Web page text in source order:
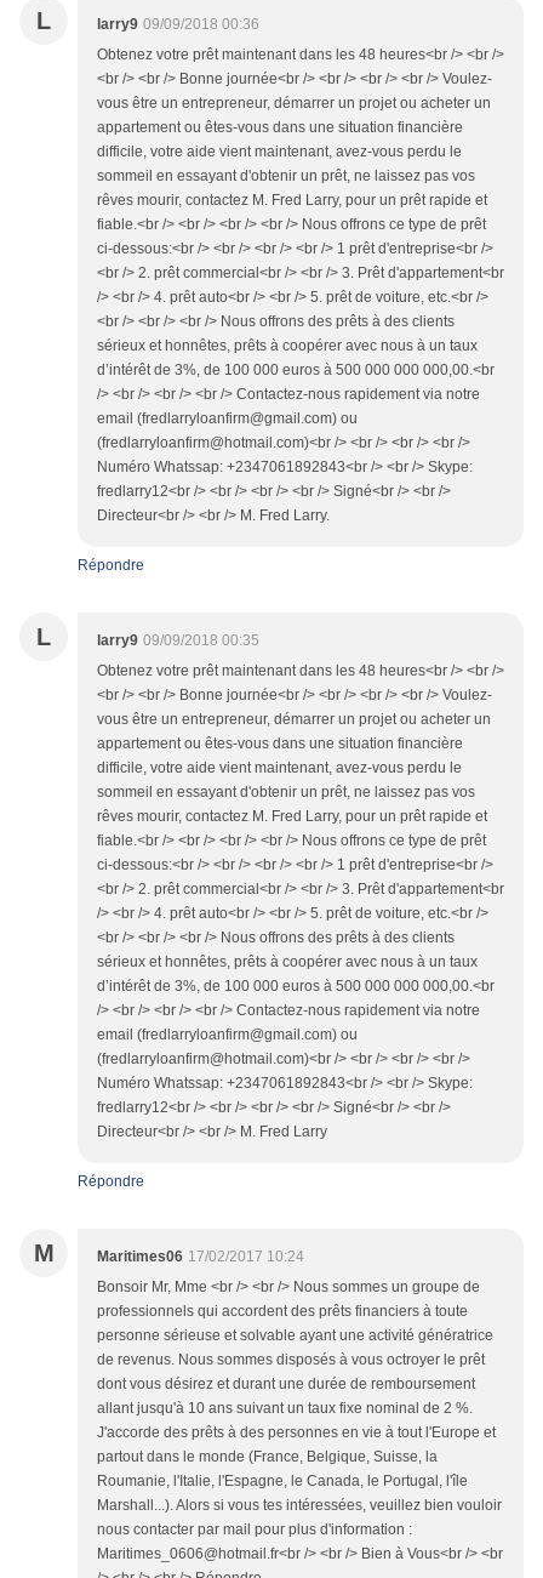
L larry9 09/09/2018 00:36
Obtenez votre prêt maintenant dans les 48 heures<br /> <br />
<br /> <br /> Bonne journée<br /> <br /> <br /> <br /> Voulez-
vous être un entrepreneur, démarrer un projet ou acheter un
appartement ou êtes-vous dans une situation financière
difficile, votre aide vient maintenant, avez-vous perdu le
sommeil en essayant d'obtenir un prêt, ne laissez pas vos
rêves mourir, contactez M. Fred Larry, pour un prêt rapide et
fiable.<br /> <br /> <br /> <br /> Nous offrons ce type de prêt
ci-dessous:<br /> <br /> <br /> <br /> 1 prêt d'entreprise<br />
<br /> 2. prêt commercial<br /> <br /> 3. Prêt d'appartement<br
/> <br /> 4. prêt auto<br /> <br /> 5. prêt de voiture, etc.<br />
<br /> <br /> <br /> Nous offrons des prêts à des clients
sérieux et honnêtes, prêts à coopérer avec nous à un taux
d’intérêt de 3%, de 100 000 euros à 500 000 000 000,00.<br
/> <br /> <br /> <br /> Contactez-nous rapidement via notre
email (fredlarryloanfirm@gmail.com) ou
(fredlarryloanfirm@hotmail.com)<br /> <br /> <br /> <br />
Numéro Whatssap: +2347061892843<br /> <br /> Skype:
fredlarry12<br /> <br /> <br /> <br /> Signé<br /> <br />
Directeur<br /> <br /> M. Fred Larry.
Répondre
L larry9 09/09/2018 00:35
Obtenez votre prêt maintenant dans les 48 heures<br /> <br />
<br /> <br /> Bonne journée<br /> <br /> <br /> <br /> Voulez-
vous être un entrepreneur, démarrer un projet ou acheter un
appartement ou êtes-vous dans une situation financière
difficile, votre aide vient maintenant, avez-vous perdu le
sommeil en essayant d'obtenir un prêt, ne laissez pas vos
rêves mourir, contactez M. Fred Larry, pour un prêt rapide et
fiable.<br /> <br /> <br /> <br /> Nous offrons ce type de prêt
ci-dessous:<br /> <br /> <br /> <br /> 1 prêt d'entreprise<br />
<br /> 2. prêt commercial<br /> <br /> 3. Prêt d'appartement<br
/> <br /> 4. prêt auto<br /> <br /> 5. prêt de voiture, etc.<br />
<br /> <br /> <br /> Nous offrons des prêts à des clients
sérieux et honnêtes, prêts à coopérer avec nous à un taux
d’intérêt de 3%, de 100 000 euros à 500 000 000 000,00.<br
/> <br /> <br /> <br /> Contactez-nous rapidement via notre
email (fredlarryloanfirm@gmail.com) ou
(fredlarryloanfirm@hotmail.com)<br /> <br /> <br /> <br />
Numéro Whatssap: +2347061892843<br /> <br /> Skype:
fredlarry12<br /> <br /> <br /> <br /> Signé<br /> <br />
Directeur<br /> <br /> M. Fred Larry
Répondre
M Maritimes06 17/02/2017 10:24
Bonsoir Mr, Mme <br /> <br /> Nous sommes un groupe de
professionnels qui accordent des prêts financiers à toute
personne sérieuse et solvable ayant une activité génératrice
de revenus. Nous sommes disposés à vous octroyer le prêt
dont vous désirez et durant une durée de remboursement
allant jusqu'à 10 ans suivant un taux fixe nominal de 2 %.
J'accorde des prêts à des personnes en vie à tout l'Europe et
partout dans le monde (France, Belgique, Suisse, la
Roumanie, l'Italie, l'Espagne, le Canada, le Portugal, l'île
Marshall...). Alors si vous tes intéressées, veuillez bien vouloir
nous contacter par mail pour plus d'information :
Maritimes_0606@hotmail.fr<br /> <br /> Bien à Vous<br /> <br